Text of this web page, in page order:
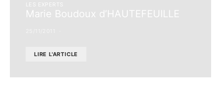
LES EXPERTS
Marie Boudoux d’HAUTEFEUILLE
LIRE L'ARTICLE